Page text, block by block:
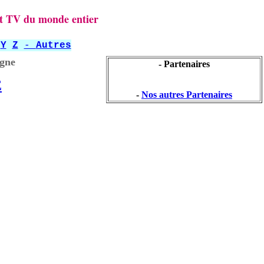
TV du monde entier
Y Z - Autres
- Partenaires
- Nos autres Partenaires